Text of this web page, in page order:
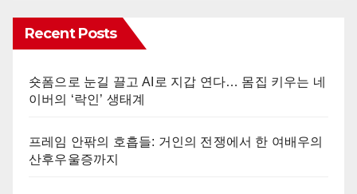
Recent Posts
숏폼으로 눈길 끌고 AI로 지갑 연다… 몸집 키우는 네
이버의 ‘락인’ 생태계
프레임 안팎의 호흡들: 거인의 전쟁에서 한 여배우의
산후우울증까지